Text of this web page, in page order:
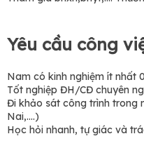
Yêu cầu công
Nam có kinh nghiệm ít nhất
Tốt nghiệp ĐH/CĐ chuyên
Đi khảo sát công trình trong
Nai,....)
Học hỏi nhanh, tự giác và